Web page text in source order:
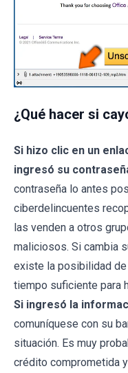
¿Qué hacer si
Si hizo clic en un
ingresó su
contraseña lo antes
ciberdelincuentes
las venden a otros
maliciosos. Si cambia
existe la posibilidad
tiempo suficiente para
Si ingresó la
comuníquese con su
situación. Es muy
crédito comprometida